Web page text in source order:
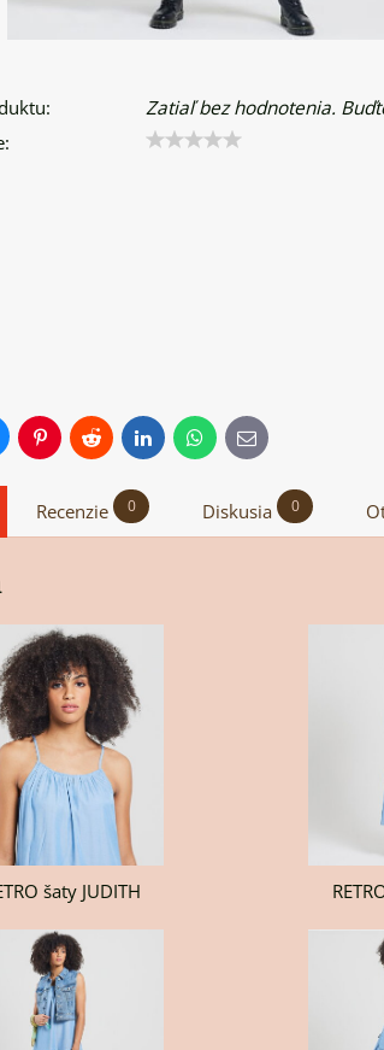
Zatiaľ bez hodnotenia.
PinterestReddit LinkedInWhatsApp
E-
mail
Recenzie 0 Diskusia 0
šaty JUDITH